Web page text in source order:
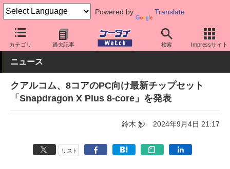
Powered by Translate
カテゴリ 過去記事 検索 Impressサイト
ケータイ Watch 最新技術/その他 チップセット
ニュース
クアルコム、8コアのPC向け最新チップセット
「Snapdragon X Plus 8-core」を発表
鈴木 妙 2024年9月4日 21:17
リスト